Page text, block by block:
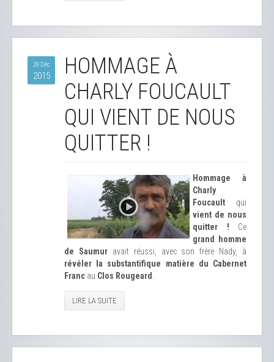
29 Déc
2015
HOMMAGE À
CHARLY FOUCAULT
QUI VIENT DE NOUS
QUITTER !
Hommage à
Charly
Foucault qui
vient de nous
quitter ! Ce
grand homme
de Saumuravait réussi, avec son frère Nady, à
révéler la substantifique matière du Cabernet
Franc au Clos Rougeard
LIRE LA SUITE